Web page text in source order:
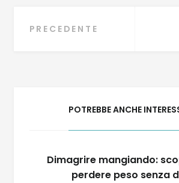
Navigazione
PRECEDENTE
POTREBBE ANCHE
Dimagrire mangiando:
perdere peso senza